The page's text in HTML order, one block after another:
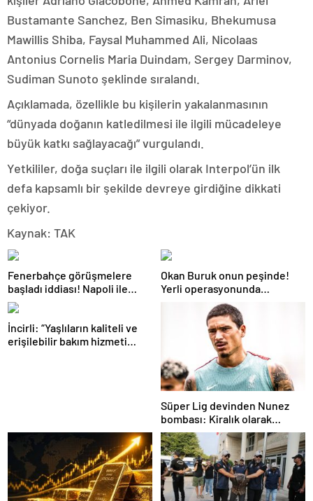
Bustamante Sanchez, Ben Simasiku, Bhekumusa
Mawillis Shiba, Faysal Muhammed Ali, Nicolaas
Antonius Cornelis Maria Duindam, Sergey Darminov,
Sudiman Sunoto şeklinde sıralandı.
Açıklamada, özellikle bu kişilerin yakalanmasının
“dünyada doğanın katledilmesi ile ilgili mücadeleye
büyük katkı sağlayacağı” vurgulandı.
Yetkililer, doğa suçları ile ilgili olarak Interpol’ün ilk
defa kapsamlı bir şekilde devreye girdiğine dikkati
çekiyor.
Kaynak: TAK
Fenerbahçe görüşmelere
başladı iddiası! Napoli ile
Romelu Lukaku trafiği
Okan Buruk onun peşinde!
Yerli operasyonunda
masadaki ilk isim belli oldu
İncirli: “Yaşlıların kaliteli ve
erişilebilir bakım hizmeti
Süper Lig devinden Nunez
bombası: Kiralık olarak
geliyor!